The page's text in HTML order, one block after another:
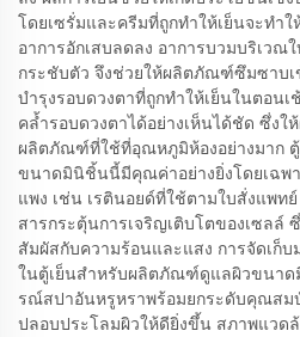
โดยเซรั่มและครีมที่ถูกทำให้เย็นจะทำ
อาการอักเสบลดลง อาการบวมบริเว
กระชับตัว จึงช่วยให้ผลิตภัณฑ์ซึมซาบ
บำรุงรอบดวงตาที่ถูกทำให้เย็นในตอน
คล้ำรอบดวงตาได้อย่างเห็นได้ชัด ซึ่งใ
ผลิตภัณฑ์ที่ใช้ที่อุณหภูมิห้องอย่างมาก
ขนาดมินิชิ้นนี้มีคุณค่าอย่างยิ่งโดยเฉพ
แพง เช่น เรตินอยด์ที่ใช้ตามใบสั่งแพท
สารกระตุ้นการเจริญเติบโตของเซลล์
สัมผัสกับความร้อนและแสง การจัดเก็
ในตู้เย็นสำหรับผลิตภัณฑ์ดูแลผิวขนาด
รณ์สปาอันหรูหราพร้อมยกระดับคุณสม
ปลอบประโลมผิวให้ดียิ่งขึ้น สภาพแวด